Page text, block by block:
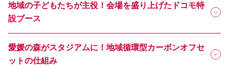
地域の子どもたちが主役！会場を盛り上げたドコモ特
設ブース
愛媛の森がスタジアムに！地域循環型カーボンオフセ
ットの仕組み